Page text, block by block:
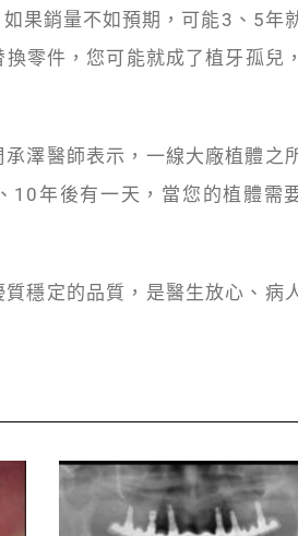
果銷量不如預期，可能3、5年
零件，您可能就成了植牙孤兒
澤醫師表示，一線大廠植體之
10年後有一天，當您的植體需
穩定的品質，是醫生放心、病